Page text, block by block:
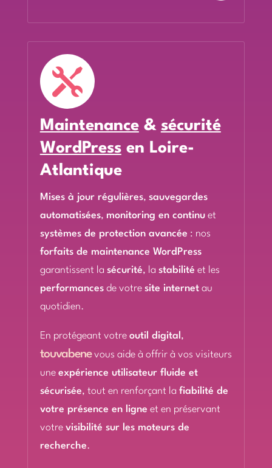

Maintenance& sécurité
WordPressen Loire-
Atlantique
Mises à jour régulières, sauvegardes
automatisées, monitoring en continuet
systèmes de protection avancée : nos
forfaits de maintenance WordPress
garantissent la sécurité, la stabilité et les
performancesde votre site internetau
quotidien.
En protégeant votre outil digital ,
touvabenevous aide à offrir à vos visiteurs
une expérience utilisateur fluide et
sécurisée, tout en renforçant la fiabilité de
votre présence en ligne et en préservant
votre visibilité sur les moteurs de
recherche.